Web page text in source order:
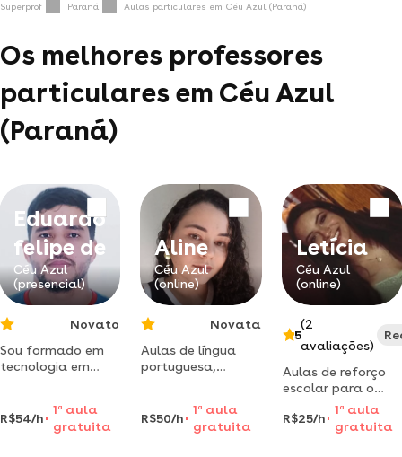
Superprof Paraná Aulas particulares em Céu Azul (Paraná)
Os melhores professores
particulares em Céu Azul
(Paraná)
Eduardo
felipe de
Céu Azul
(presencial)
Novato
Sou formado em
tecnologia em
(medianeira, pr);
formadoem
R$54/h
1 aaula
gratuita
Aline
Céu Azul
(online)
Novata
Aulas de língua
portuguesa,
textos e análise
R$50/h
1 a aula
gratuita
Letícia
Céu Azul
(online)
5
(2
avaliações)
Aulas de reforço
escolar para o
ensino médio e
fundamental por
professora com
R$25/h
1 aaula
gratuita